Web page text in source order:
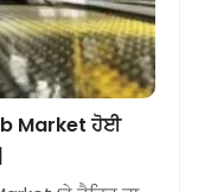
Market ਹੋਈ